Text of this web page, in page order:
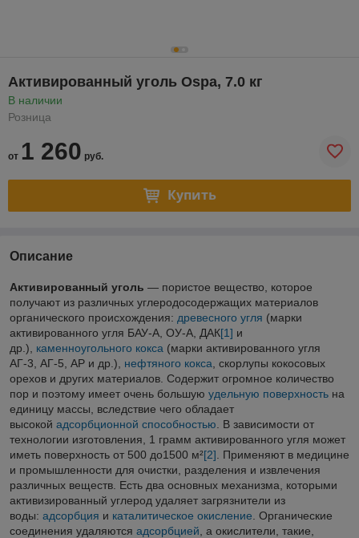
Активированный уголь Ospa, 7.0 кг
В наличии
Розница
от 1 260 руб.
Купить
Описание
Активированный уголь — пористое вещество, которое
получают из различных углеродосодержащих материалов
органического происхождения: древесного угля (марки
активированного угля БАУ-А, ОУ-А, ДАК[1] и
др.), каменноугольного кокса (марки активированного угля
АГ-3, АГ-5, АР и др.), нефтяного кокса , скорлупы кокосовых
орехов и других материалов. Содержит огромное количество
пор и поэтому имеет очень большую удельную поверхность на
единицу массы, вследствие чего обладает
высокой адсорбционной способностью . В зависимости от
технологии изготовления, 1 грамм активированного угля может
иметь поверхность от 500 до1500 м²[2] . Применяют в медицине
и промышленности для очистки, разделения и извлечения
различных веществ. Есть два основных механизма, которыми
активизированный углерод удаляет загрязнители из
воды: адсорбция и каталитическое окисление . Органические
соединения удаляются адсорбцией , а окислители, такие,